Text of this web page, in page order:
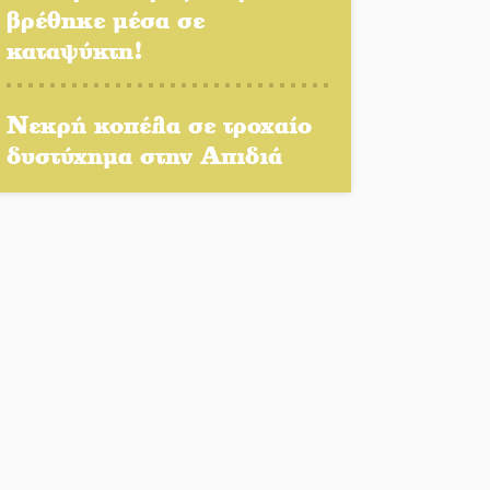
Το τελεφερίκ της
Πολιτισμός και παράδοση
βρέθηκε μέσα σε
καταψύκτη!
Νεκρή κοπέλα σε τροχαίο
δυστύχημα στην Απιδιά